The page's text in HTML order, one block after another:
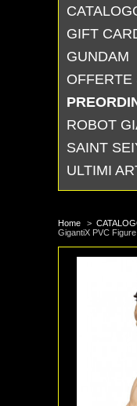
GIFT
GUNDAM
OFFERTE
ROBOT
SAINT
ULTIMI
Home >
GigantiX PVC